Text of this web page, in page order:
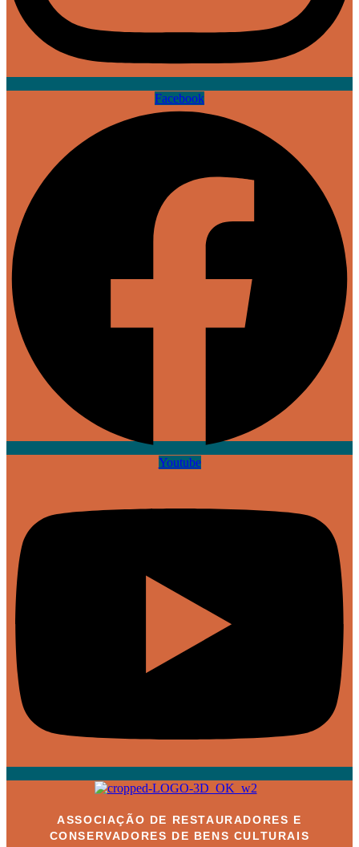
Facebook
Youtube
ASSOCIAÇÃO DE RESTAURADORES E
CONSERVADORES DE BENS CULTURAIS